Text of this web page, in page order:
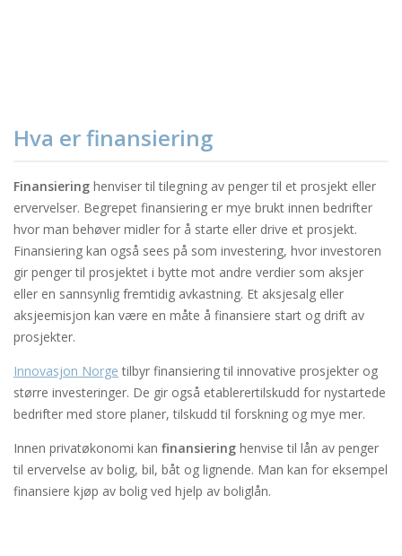
Hva er finansiering
Finansiering henviser til tilegning av penger til et prosjekt eller
ervervelser. Begrepet finansiering er mye brukt innen bedrifter
hvor man behøver midler for å starte eller drive et prosjekt.
Finansiering kan også sees på som investering, hvor investoren
gir penger til prosjektet i bytte mot andre verdier som aksjer
eller en sannsynlig fremtidig avkastning. Et aksjesalg eller
aksjeemisjon kan være en måte å finansiere start og drift av
prosjekter.
Innovasjon Norge tilbyr finansiering til innovative prosjekter og
større investeringer. De gir også etablerertilskudd for nystartede
bedrifter med store planer, tilskudd til forskning og mye mer.
Innen privatøkonomi kan finansiering henvise til lån av penger
til ervervelse av bolig, bil, båt og lignende. Man kan for eksempel
finansiere kjøp av bolig ved hjelp av boliglån.